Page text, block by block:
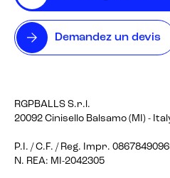
Demandez un devis
RGPBALLS S.r.l.
20092 Cinisello Balsamo (MI) -
P.I. / C.F. / Reg. Impr.
N. REA: MI-2042305